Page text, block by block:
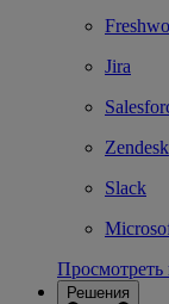
Jira
Zendesk
Slack
Просмотреть
Решения